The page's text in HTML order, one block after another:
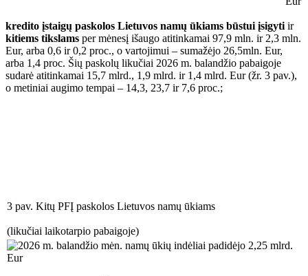
kredito įstaigų paskolos Lietuvos namų ūkiams būstui įsigytiir
kitiems tikslams per mėnesį išaugo atitinkamai 97,9 mln. ir 2,3 mln.
Eur, arba 0,6 ir 0,2 proc., o vartojimui – sumažėjo 26,5mln. Eur,
arba 1,4 proc. Šių paskolų likučiai 2026 m. balandžio pabaigoje
sudarė atitinkamai 15,7 mlrd., 1,9 mlrd. ir 1,4 mlrd. Eur (žr. 3 pav.),
o metiniai augimo tempai – 14,3, 23,7 ir 7,6 proc.;
3 pav. Kitų PFĮ paskolos Lietuvos namų ūkiams
(likučiai laikotarpio pabaigoje)